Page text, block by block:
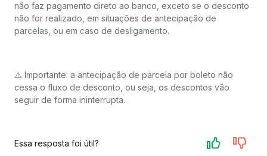
não faz pagamento direto ao banco, exceto se o desconto
não for realizado, em situações de antecipação de
parcelas, ou em caso de desligamento.
⚠️ Importante: a antecipação de parcela por boleto não
cessa o fluxo de desconto, ou seja, os descontos vão
seguir de forma ininterrupta.
Essa resposta foi útil?